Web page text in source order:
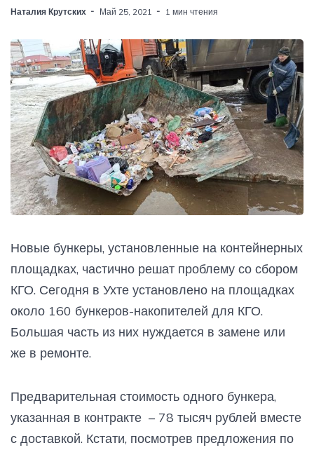
Наталия Крутских Май 25, 2021 1 мин чтения
Новые бункеры, установленные на контейнерных
площадках, частично решат проблему со сбором
КГО. Сегодня в Ухте установлено на площадках
около 160 бункеров-накопителей для КГО.
Большая часть из них нуждается в замене или
же в ремонте.
Предварительная стоимость одного бункера,
указанная в контракте – 78 тысяч рублей вместе
с доставкой. Кстати, посмотрев предложения по